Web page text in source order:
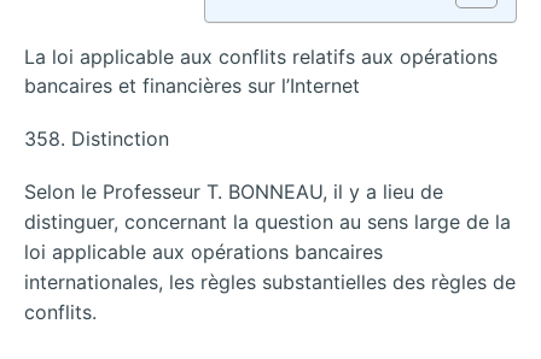
La loi applicable aux conflits relatifs aux opérations
bancaires et financières sur l’Internet
358. Distinction
Selon le Professeur T. BONNEAU, il y a lieu de
distinguer, concernant la question au sens large de la
loi applicable aux opérations bancaires
internationales, les règles substantielles des règles de
conflits.